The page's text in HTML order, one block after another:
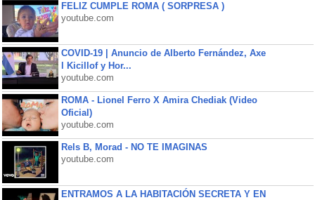
FELIZ CUMPLE ROMA ( SORPRESA )
youtube.com
COVID-19 | Anuncio de Alberto Fernández, Axe
l Kicillof y Hor...
youtube.com
ROMA - Lionel Ferro X Amira Chediak (Video
Oficial)
youtube.com
Rels B, Morad - NO TE IMAGINAS
youtube.com
ENTRAMOS A LA HABITACIÓN SECRETA Y EN